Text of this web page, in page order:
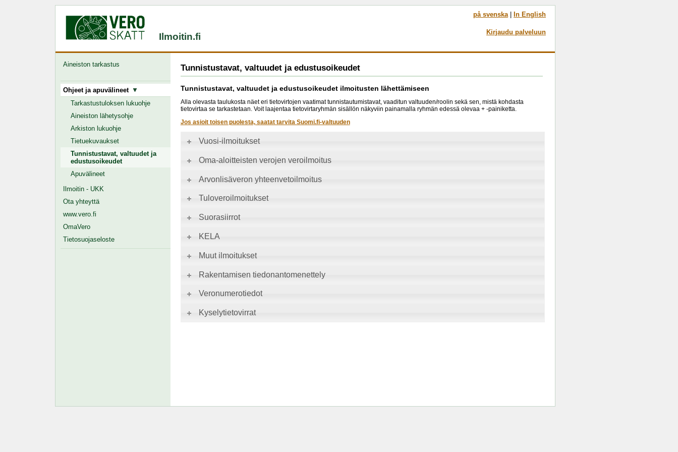
Ilmoitin.fi
på svenska| In English
Kirjaudu palveluun
Aineiston tarkastus
Ohjeet ja apuvälineet
Tarkastustuloksen lukuohje
Aineiston lähetysohje
Arkiston lukuohje
Tietuekuvaukset
Tunnistustavat, valtuudet ja
edustusoikeudet
Apuvälineet
Ilmoitin - UKK
Ota yhteyttä
www.vero.fi
OmaVero
Tietosuojaseloste
Tunnistustavat, valtuudet ja edustusoikeudet
Tunnistustavat, valtuudet ja edustusoikeudet ilmoitusten lähettämiseen
Alla olevasta taulukosta näet eri tietovirtojen vaatimat tunnistautumistavat, vaaditun valtuuden/roolin sekä sen, mistä kohdasta
tietovirtaa se tarkastetaan. Voit laajentaa tietovirtaryhmän sisällön näkyviin painamalla ryhmän edessä olevaa + -painiketta.
Jos asioit toisen puolesta, saatat tarvita Suomi.fi-valtuuden
Vuosi-ilmoitukset
Oma-aloitteisten verojen veroilmoitus
Arvonlisäveron yhteenvetoilmoitus
Tuloveroilmoitukset
Suorasiirrot
KELA
Muut ilmoitukset
Rakentamisen tiedonantomenettely
Veronumerotiedot
Kyselytietovirrat